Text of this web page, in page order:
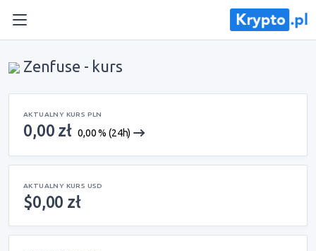
Zenfuse - kurs
AKTUALNY KURS PLN
0,00 zł 0,00 % (24h)
AKTUALNY KURS USD
$0,00 zł